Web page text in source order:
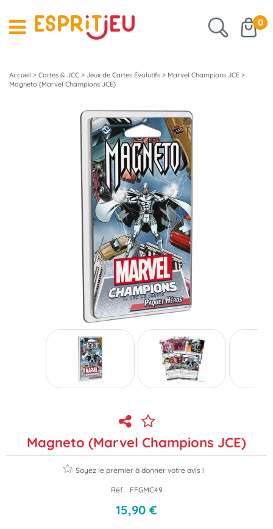
0
Accueil > Cartes & JCC > Jeux de Cartes Évolutifs > Marvel Champions JCE >
Magneto (Marvel Champions JCE)
Magneto (Marvel Champions JCE)
Soyez le premier à donner votre avis !
Réf. : FFGMC49
15,90 €